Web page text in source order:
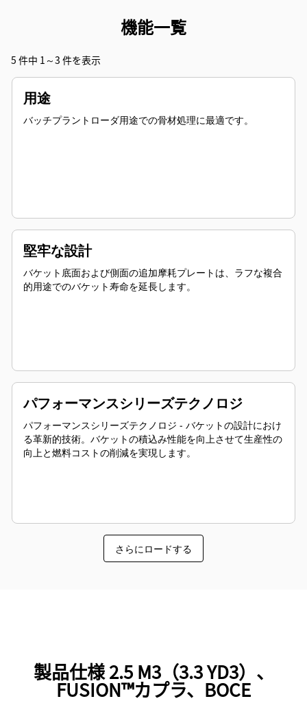
機能一覧
5 件中 1～3 件を表示
用途
バッチプラントローダ用途での骨材処理に最適です。
堅牢な設計
バケット底面および側面の追加摩耗プレートは、ラフな複合
的用途でのバケット寿命を延長します。
パフォーマンスシリーズテクノロジ
パフォーマンスシリーズテクノロジ - バケットの設計におけ
る革新的技術。バケットの積込み性能を向上させて生産性の
向上と燃料コストの削減を実現します。
さらにロードする
製品仕様 2.5 M3（3.3 YD3）、
FUSION™カプラ、BOCE